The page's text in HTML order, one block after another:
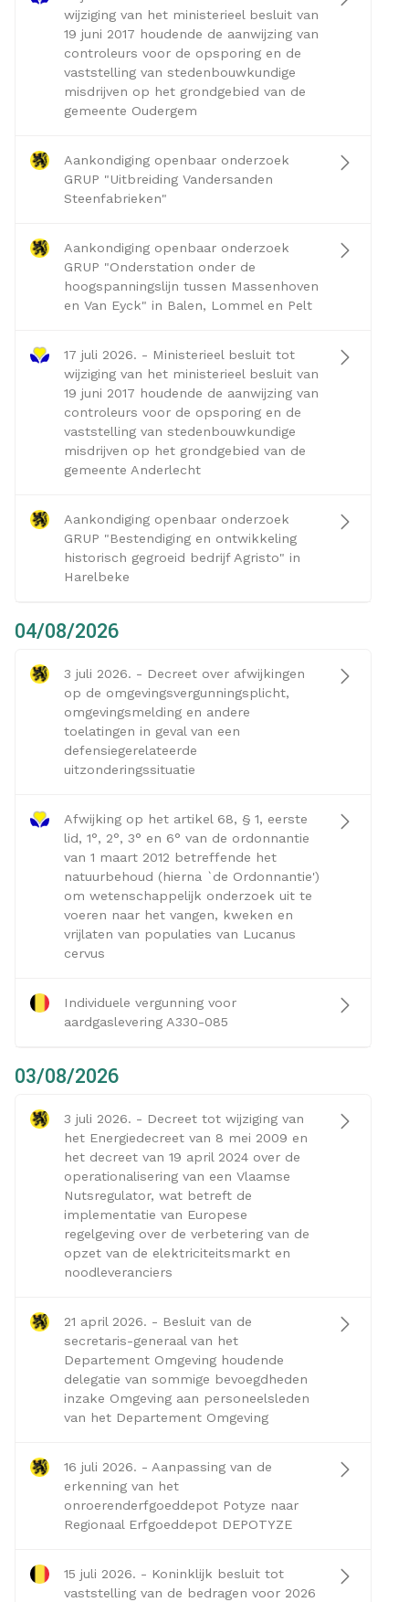
wijziging van het ministerieel besluit van
19 juni 2017 houdende de aanwijzing van
controleurs voor de opsporing en de
vaststelling van stedenbouwkundige
misdrijven op het grondgebied van de
gemeente Oudergem
Aankondiging openbaar onderzoek
GRUP "Uitbreiding Vandersanden
Steenfabrieken"
Aankondiging openbaar onderzoek
GRUP "Onderstation onder de
hoogspanningslijn tussen Massenhoven
en Van Eyck" in Balen, Lommel en Pelt
17 juli 2026. - Ministerieel besluit tot
wijziging van het ministerieel besluit van
19 juni 2017 houdende de aanwijzing van
controleurs voor de opsporing en de
vaststelling van stedenbouwkundige
misdrijven op het grondgebied van de
gemeente Anderlecht
Aankondiging openbaar onderzoek
GRUP "Bestendiging en ontwikkeling
historisch gegroeid bedrijf Agristo" in
Harelbeke
04/08/2026
3 juli 2026. - Decreet over afwijkingen
op de omgevingsvergunningsplicht,
omgevingsmelding en andere
toelatingen in geval van een
defensiegerelateerde
uitzonderingssituatie
Afwijking op het artikel 68, § 1, eerste
lid, 1°, 2°, 3° en 6° van de ordonnantie
van 1 maart 2012 betreffende het
natuurbehoud (hierna `de Ordonnantie')
om wetenschappelijk onderzoek uit te
voeren naar het vangen, kweken en
vrijlaten van populaties van Lucanus
cervus
Individuele vergunning voor
aardgaslevering A330-085
03/08/2026
3 juli 2026. - Decreet tot wijziging van
het Energiedecreet van 8 mei 2009 en
het decreet van 19 april 2024 over de
operationalisering van een Vlaamse
Nutsregulator, wat betreft de
implementatie van Europese
regelgeving over de verbetering van de
opzet van de elektriciteitsmarkt en
noodleveranciers
21 april 2026. - Besluit van de
secretaris-generaal van het
Departement Omgeving houdende
delegatie van sommige bevoegdheden
inzake Omgeving aan personeelsleden
van het Departement Omgeving
16 juli 2026. - Aanpassing van de
erkenning van het
onroerenderfgoeddepot Potyze naar
Regionaal Erfgoeddepot DEPOTYZE
15 juli 2026. - Koninklijk besluit tot
vaststelling van de bedragen voor 2026